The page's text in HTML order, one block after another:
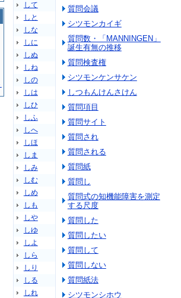
して
しと
しな
しに
しぬ
しね
しの
しは
しひ
しふ
しへ
しほ
しま
しみ
しむ
しめ
しも
しや
しゆ
しよ
しら
しり
しる
しれ
質問会議
シツモンカイギ
質問数・「MANNINGEN」
誕生有無の推移
質問検査権
シツモンケンサケン
しつもんけんさけん
質問項目
質問サイト
質問され
質問される
質問紙
質問し
質問式の知機能障害を測定
する尺度
質問した
質問したい
質問して
質問しない
質問紙法
シツモンシホウ